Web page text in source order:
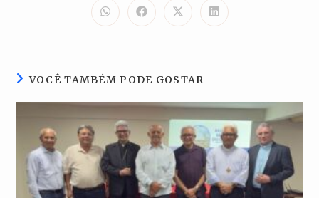
Abre
em
nova
Abre
em
nova
Abre
em
nova
Abre
em
nova
VOCÊ TAMBÉM PODE GOSTAR